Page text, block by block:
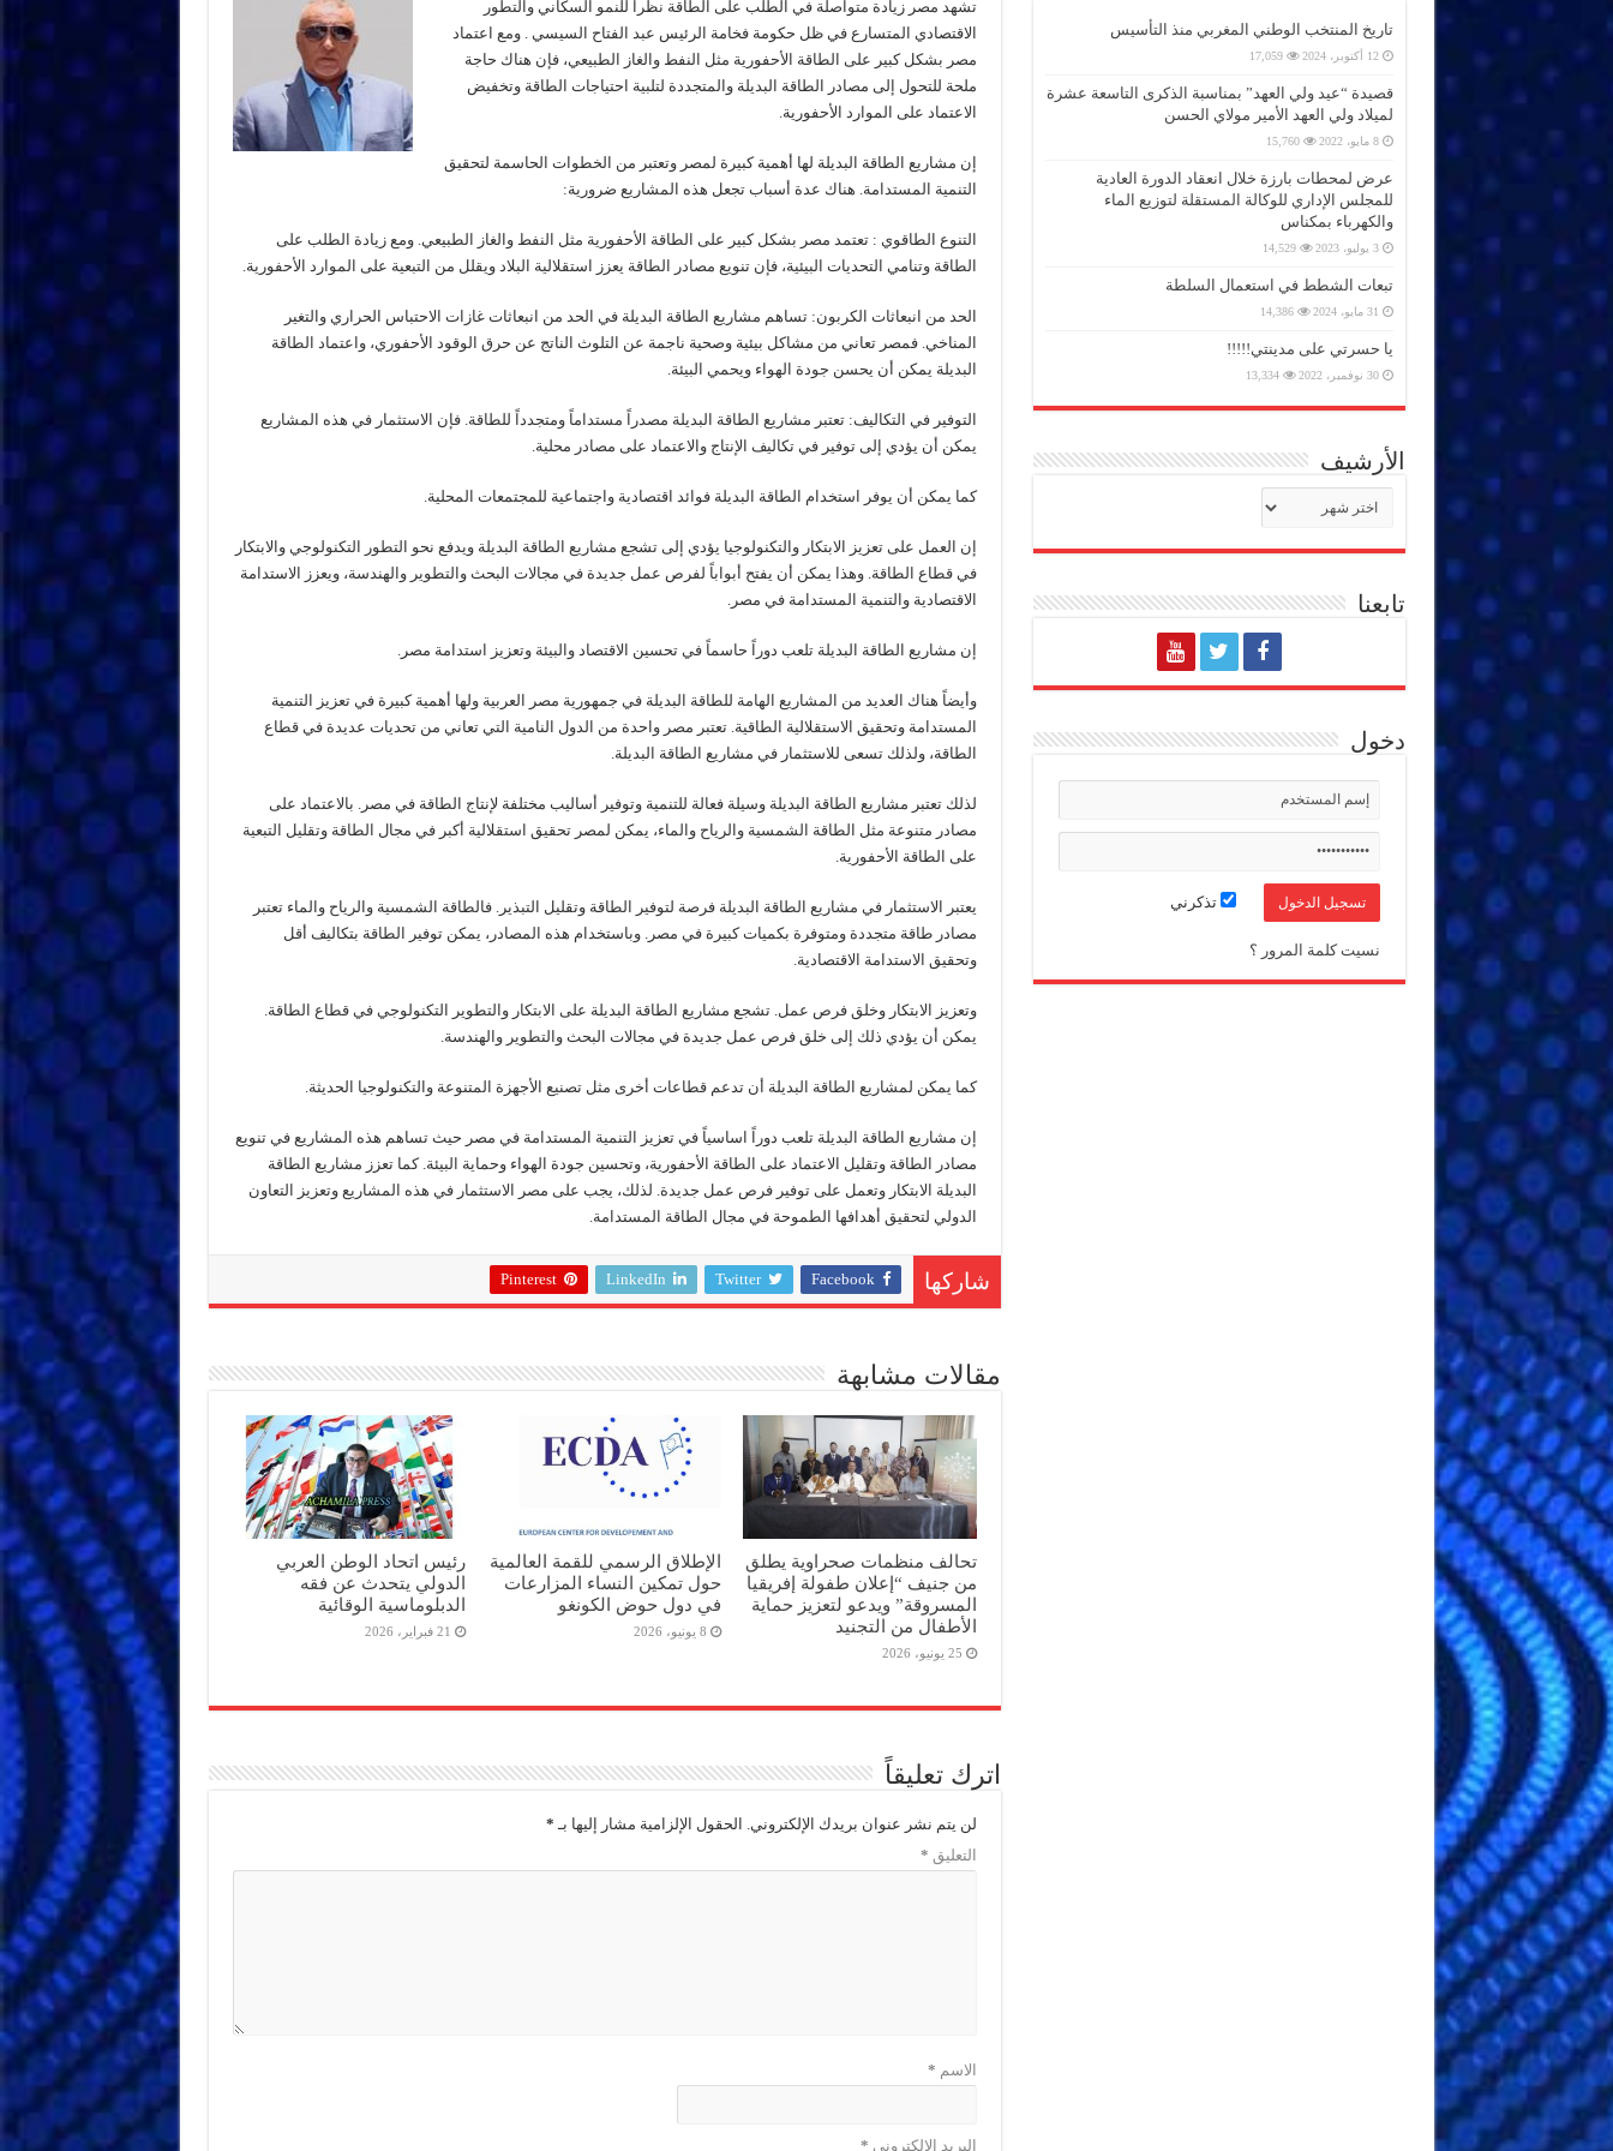
تشهد مصر زيادة متواصلة في الطلب على الطاقة نظراً للنمو السكاني والتطور
الاقتصادي المتسارع في ظل حكومة فخامة الرئيس عبد الفتاح السيسي . ومع اعتماد
مصر بشكل كبير على الطاقة الأحفورية مثل النفط والغاز الطبيعي، فإن هناك حاجة
ملحة للتحول إلى مصادر الطاقة البديلة والمتجددة لتلبية احتياجات الطاقة وتخفيض
الاعتماد على الموارد الأحفورية.
إن مشاريع الطاقة البديلة لها أهمية كبيرة لمصر وتعتبر من الخطوات الحاسمة لتحقيق
التنمية المستدامة. هناك عدة أسباب تجعل هذه المشاريع ضرورية:
التنوع الطاقوي : تعتمد مصر بشكل كبير على الطاقة الأحفورية مثل النفط والغاز الطبيعي. ومع زيادة الطلب على
الطاقة وتنامي التحديات البيئية، فإن تنويع مصادر الطاقة يعزز استقلالية البلاد ويقلل من التبعية على الموارد الأحفورية.
الحد من انبعاثات الكربون: تساهم مشاريع الطاقة البديلة في الحد من انبعاثات غازات الاحتباس الحراري والتغير
المناخي. فمصر تعاني من مشاكل بيئية وصحية ناجمة عن التلوث الناتج عن حرق الوقود الأحفوري، واعتماد الطاقة
البديلة يمكن أن يحسن جودة الهواء ويحمي البيئة.
التوفير في التكاليف: تعتبر مشاريع الطاقة البديلة مصدراً مستداماً ومتجدداً للطاقة. فإن الاستثمار في هذه المشاريع
يمكن أن يؤدي إلى توفير في تكاليف الإنتاج والاعتماد على مصادر محلية.
كما يمكن أن يوفر استخدام الطاقة البديلة فوائد اقتصادية واجتماعية للمجتمعات المحلية.
إن العمل على تعزيز الابتكار والتكنولوجيا يؤدي إلى تشجع مشاريع الطاقة البديلة ويدفع نحو التطور التكنولوجي والابتكار
في قطاع الطاقة. وهذا يمكن أن يفتح أبواباً لفرص عمل جديدة في مجالات البحث والتطوير والهندسة، ويعزز الاستدامة
الاقتصادية والتنمية المستدامة في مصر.
إن مشاريع الطاقة البديلة تلعب دوراً حاسماً في تحسين الاقتصاد والبيئة وتعزيز استدامة مصر.
وأيضاً هناك العديد من المشاريع الهامة للطاقة البديلة في جمهورية مصر العربية ولها أهمية كبيرة في تعزيز التنمية
المستدامة وتحقيق الاستقلالية الطاقية. تعتبر مصر واحدة من الدول النامية التي تعاني من تحديات عديدة في قطاع
الطاقة، ولذلك تسعى للاستثمار في مشاريع الطاقة البديلة.
لذلك تعتبر مشاريع الطاقة البديلة وسيلة فعالة للتنمية وتوفير أساليب مختلفة لإنتاج الطاقة في مصر. بالاعتماد على
مصادر متنوعة مثل الطاقة الشمسية والرياح والماء، يمكن لمصر تحقيق استقلالية أكبر في مجال الطاقة وتقليل التبعية
على الطاقة الأحفورية.
يعتبر الاستثمار في مشاريع الطاقة البديلة فرصة لتوفير الطاقة وتقليل التبذير. فالطاقة الشمسية والرياح والماء تعتبر
مصادر طاقة متجددة ومتوفرة بكميات كبيرة في مصر. وباستخدام هذه المصادر، يمكن توفير الطاقة بتكاليف أقل
وتحقيق الاستدامة الاقتصادية.
وتعزيز الابتكار وخلق فرص عمل. تشجع مشاريع الطاقة البديلة على الابتكار والتطوير التكنولوجي في قطاع الطاقة.
يمكن أن يؤدي ذلك إلى خلق فرص عمل جديدة في مجالات البحث والتطوير والهندسة.
كما يمكن لمشاريع الطاقة البديلة أن تدعم قطاعات أخرى مثل تصنيع الأجهزة المتنوعة والتكنولوجيا الحديثة.
إن مشاريع الطاقة البديلة تلعب دوراً اساسياً في تعزيز التنمية المستدامة في مصر حيث تساهم هذه المشاريع في تنويع
مصادر الطاقة وتقليل الاعتماد على الطاقة الأحفورية، وتحسين جودة الهواء وحماية البيئة. كما تعزز مشاريع الطاقة
البديلة الابتكار وتعمل على توفير فرص عمل جديدة. لذلك، يجب على مصر الاستثمار في هذه المشاريع وتعزيز التعاون
الدولي لتحقيق أهدافها الطموحة في مجال الطاقة المستدامة.
شاركها Facebook
Twitter
LinkedIn
Pinterest
مقالات مشابهة
تحالف منظمات صحراوية يطلق
من جنيف “إعلان طفولة إفريقيا
المسروقة” ويدعو لتعزيز حماية
الأطفال من التجنيد
25 يونيو، 2026
الإطلاق الرسمي للقمة العالمية
حول تمكين النساء المزارعات
في دول حوض الكونغو
8 يونيو، 2026
رئيس اتحاد الوطن العربي
الدولي يتحدث عن فقه
الدبلوماسية الوقائية
21 فبراير، 2026
اترك تعليقاً
لن يتم نشر عنوان بريدك الإلكتروني. الحقول الإلزامية مشار إليها بـ *
التعليق *
الاسم *
البريد الإلكتروني *
تاريخ المنتخب الوطني المغربي منذ التأسيس
12 أكتوبر، 2024 17,059
قصيدة “عيد ولي العهد” بمناسبة الذكرى التاسعة عشرة
لميلاد ولي العهد الأمير مولاي الحسن
8 مايو، 2022 15,760
عرض لمحطات بارزة خلال انعقاد الدورة العادية
للمجلس الإداري للوكالة المستقلة لتوزيع الماء
والكهرباء بمكناس
3 يوليو، 2023 14,529
تبعات الشطط في استعمال السلطة
31 مايو، 2024 14,386
يا حسرتي على مدينتي!!!!!
30 نوفمبر، 2022 13,334
الأرشيف
تابعنا
دخول
تذكرني
نسيت كلمة المرور ؟